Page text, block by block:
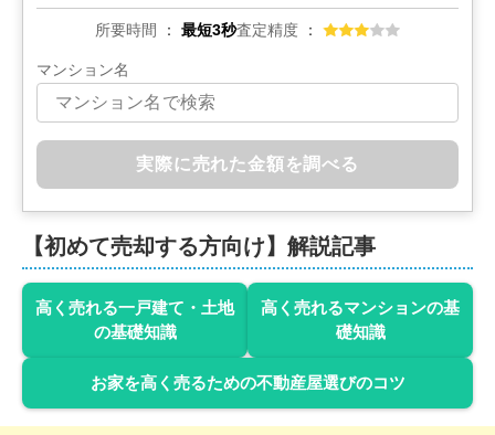
所要時間 最短3秒査定精度
マンション名
実際に売れた金額を調べる
【初めて売却する方向け】解説記事
高く売れる一戸建て・土地
の基礎知識
高く売れるマンションの基
礎知識
お家を高く売るための不動産屋選びのコツ